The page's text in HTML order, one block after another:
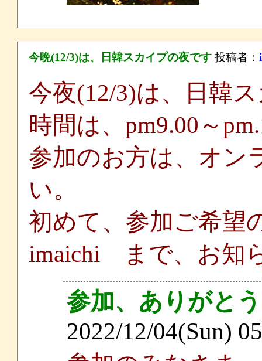
今晩(12/3)は、日韓スカイプの夜です 投稿者：
今夜(12/3)は、日韓
時間は、pm9.00～
参加のお方は、オン
い。
初めて、参加ご希望
imaichi まで、お知
参加、ありがと
2022/12/04(Sun)